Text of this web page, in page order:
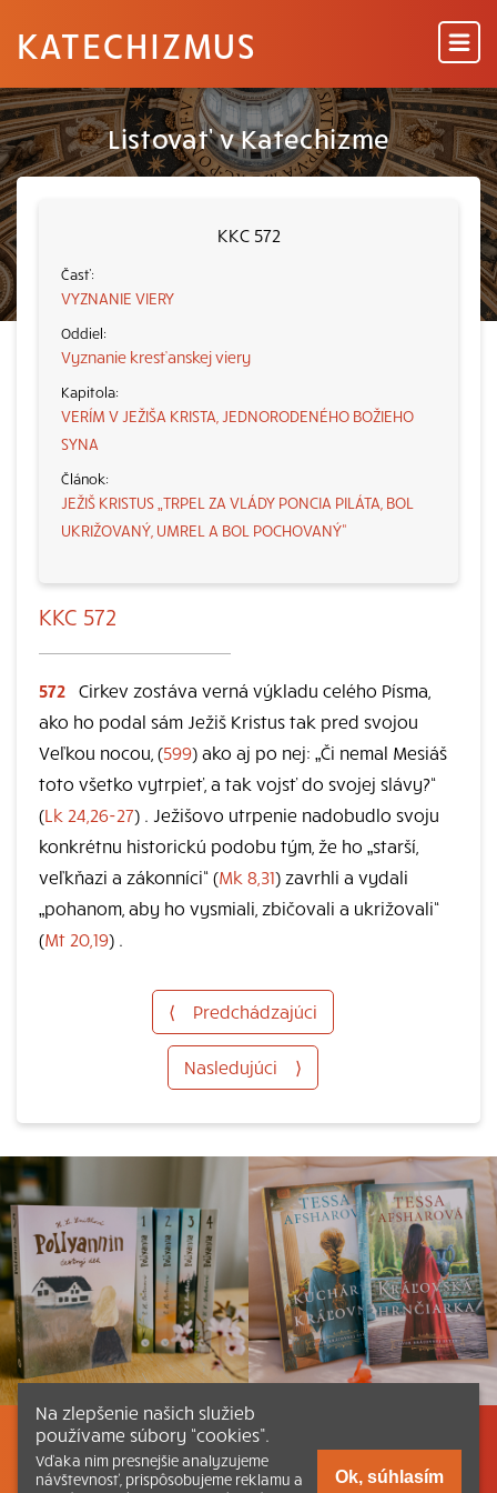
KATECHIZMUS
Listovať v Katechizme
KKC 572
VYZNANIE VIERY
Vyznanie kresťanskej viery
VERÍM V JEŽIŠA KRISTA, JEDNORODENÉHO BOŽIEHO
SYNA
JEŽIŠ KRISTUS „TRPEL ZA VLÁDY PONCIA PILÁTA, BOL
UKRIŽOVANÝ, UMREL A BOL POCHOVANÝ“
KKC 572
572 Cirkev zostáva verná výkladu celého Písma,
ako ho podal sám Ježiš Kristus tak pred svojou
Veľkou nocou, (599) ako aj po nej: „Či nemal Mesiáš
toto všetko vytrpieť, a tak vojsť do svojej slávy?“
(Lk 24,26-27) . Ježišovo utrpenie nadobudlo svoju
konkrétnu historickú podobu tým, že ho „starší,
veľkňazi a zákonníci“ (Mk 8,31) zavrhli a vydali
„pohanom, aby ho vysmiali, zbičovali a ukrižovali“
(Mt 20,19) .
⟨ Predchádzajúci
Nasledujúci ⟩
Listovať Obsah Dokumenty a články
Na zlepšenie našich služieb
používame súbory “cookies”.
Vďaka nim presnejšie analyzujeme
návštevnosť, prispôsobujeme reklamu a
Ok, súhlasím